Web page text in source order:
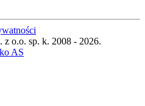
o.o. sp. k. 2008 - 2026.